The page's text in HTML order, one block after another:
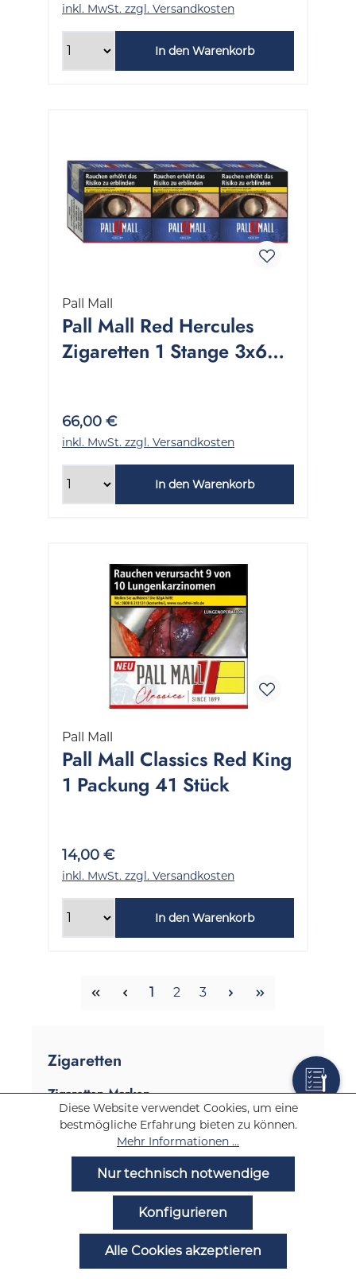
Zigaretten
Zigaretten Marken
Marlboro Zigaretten
L&M Zigaretten
Lucky Strike Zigaretten
Gauloises Zigaretten
Tawa Zigaretten
inkl. MwSt. zzgl. Versandkosten
In den Warenkorb
Pall Mall
Pall Mall Red Hercules
Zigaretten 1 Stange 3x60
66,00 €
inkl. MwSt. zzgl. Versandkosten
In den Warenkorb
Pall Mall
Pall Mall Classics Red King
1 Packung 41 Stück
14,00 €
inkl. MwSt. zzgl. Versandkosten
In den Warenkorb
Seite
1 Seite
2 Seite
3
Diese Website verwendet Cookies, um eine
bestmögliche Erfahrung bieten zu können.
Mehr Informationen ...
Nur technisch notwendige
Konfigurieren
Alle Cookies akzeptieren